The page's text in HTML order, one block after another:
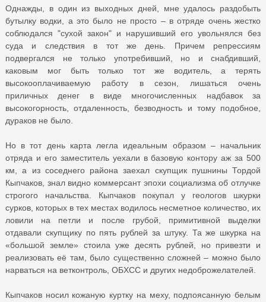
Однажды, в один из выходных дней, мне удалось раздобыть
бутылку водки, а это было не просто – в отряде очень жестко
соблюдался "сухой закон" и нарушивший его увольнялся без
суда и следствия в тот же день. Причем репрессиям
подвергался не только употребивший, но и снабдивший,
каковым мог быть только тот же водитель, а терять
высокооплачиваемую работу в сезон, лишаться очень
приличных денег в виде многочисленных надбавок за
высокогорность, отдаленность, безводность и тому подобное,
дураков не было.
Но в тот день карта легла идеальным образом – начальник
отряда и его заместитель уехали в базовую контору аж за 500
км, а из соседнего района заехал скупщик пушнины Тордой
Кыпчаков, знал видно коммерсант эпохи социализма об отлучке
строгого начальства. Кыпчаков покупал у геологов шкурки
сурков, которых в тех местах водилось несметное количество, их
ловили на петли и после грубой, примитивной выделки
отдавали скупщику по пять рублей за штуку. Та же шкурка на
«большой земле» стоила уже десять рублей, но привезти и
реализовать её там, было существенно сложней – можно было
нарваться на ветконтроль, ОБХСС и других недоброжелателей.
Кыпчаков носил кожаную куртку на меху, подпоясанную белым